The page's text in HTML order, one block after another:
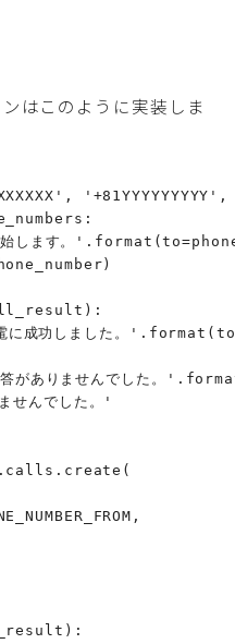
はこのように実装しま
します。
成功しました。
がありませんでした。
せんでした。'